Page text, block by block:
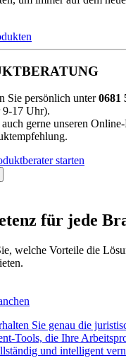
Sie persönlich unter0681
9-17 Uhr).
auch gerne unseren
starten
für jede
welche Vorteile die
Sie genau die
Tools, die Ihre
und intelligent